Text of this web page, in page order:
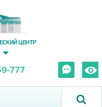
ЦЕНТР
777